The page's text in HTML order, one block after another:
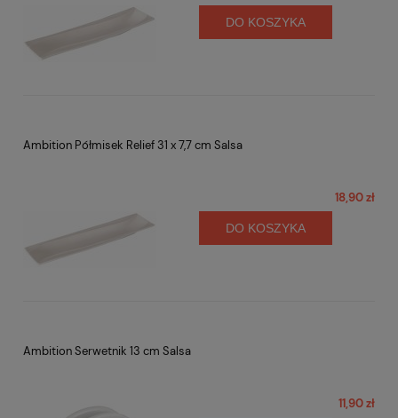
DO KOSZYKA
Ambition Półmisek Relief 31 x 7,7 cm Salsa
18,90 zł
DO KOSZYKA
Ambition Serwetnik 13 cm Salsa
11,90 zł